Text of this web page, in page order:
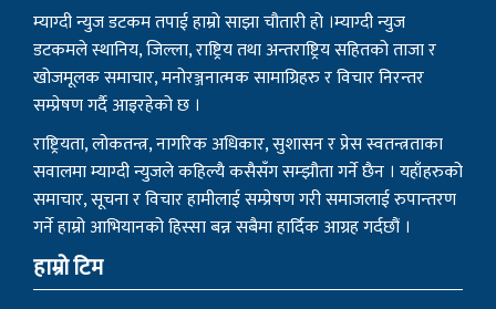
म्याग्दी न्युज डटकम तपाई हाम्रो साझा चौतारी हो ।म्याग्दी न्युज
डटकमले स्थानिय, जिल्ला, राष्ट्रिय तथा अन्तराष्ट्रिय सहितको ताजा र
खोजमूलक समाचार, मनोरञ्जनात्मक सामाग्रिहरु र विचार निरन्तर
सम्प्रेषण गर्दै आइरहेको छ ।
राष्ट्रियता, लोकतन्त्र, नागरिक अधिकार, सुशासन र प्रेस स्वतन्त्रताका
सवालमा म्याग्दी न्युजले कहिल्यै कसैसँग सम्झौता गर्ने छैन । यहाँहरुको
समाचार, सूचना र विचार हामीलाई सम्प्रेषण गरी समाजलाई रुपान्तरण
गर्ने हाम्रो आभियानको हिस्सा बन्न सबैमा हार्दिक आग्रह गर्दछौं ।
हाम्रो टिम